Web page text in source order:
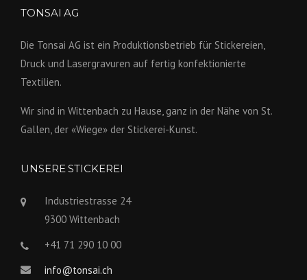
TONSAI AG
Die Tonsai AG ist ein Produktions­betrieb für Stickereien,
Druck und Lasergravuren auf fertig konfek­tionierte
Textilien.
Wir sind in Wittenbach zu Hause, ganz in der Nähe von St.
Gallen, der «Wiege» der Stickerei-Kunst.
UNSERE STICKEREI
Industriestrasse 24
9300 Wittenbach
+41 71 290 10 00
info@tonsai.ch